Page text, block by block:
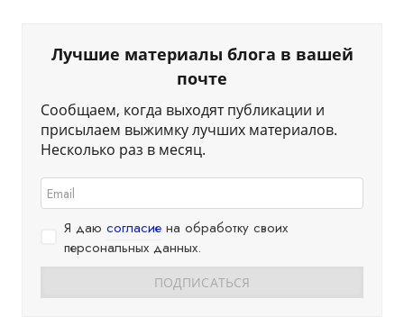
Лучшие материалы блога в вашей
почте
Сообщаем, когда выходят публикации и
присылаем выжимку лучших материалов.
Несколько раз в месяц.
Я даю согласие на обработку своих
персональных данных.